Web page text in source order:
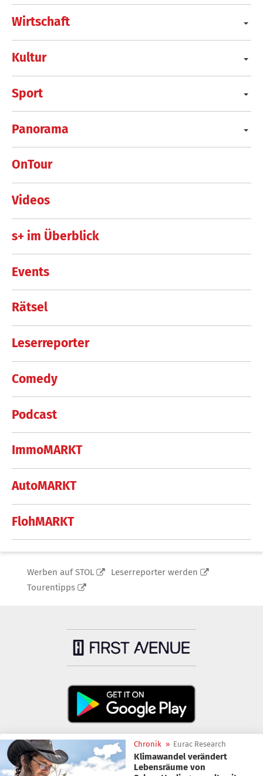
Chronik » Eurac Research
Klimawandel verändert
Lebensräume von
Wirtschaft
Kultur
Sport
Panorama
OnTour
Videos
s+ im Überblick
Events
Rätsel
Leserreporter
Comedy
Podcast
ImmoMARKT
AutoMARKT
FlohMARKT
Werben auf STOL
Leserreporter werden
Tourentipps